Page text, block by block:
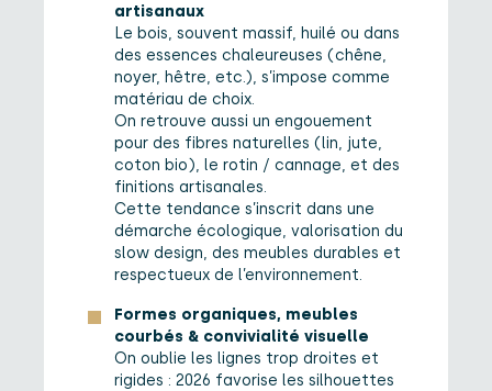
artisanaux
Le bois, souvent massif, huilé ou dans
des essences chaleureuses (chêne,
noyer, hêtre, etc.), s’impose comme
matériau de choix.
On retrouve aussi un engouement
pour des fibres naturelles (lin, jute,
coton bio), le rotin / cannage, et des
finitions artisanales.
Cette tendance s’inscrit dans une
démarche écologique, valorisation du
slow design, des meubles durables et
respectueux de l’environnement.
Formes organiques, meubles
courbés & convivialité visuelle
On oublie les lignes trop droites et
rigides : 2026 favorise les silhouettes